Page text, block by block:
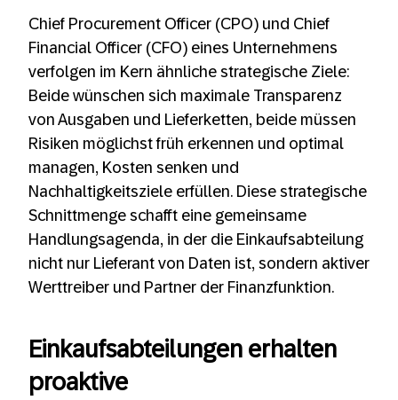
Chief Procurement Officer (CPO) und Chief
Financial Officer (CFO) eines Unternehmens
verfolgen im Kern ähnliche strategische Ziele:
Beide wünschen sich maximale Transparenz
von Ausgaben und Lieferketten, beide müssen
Risiken möglichst früh erkennen und optimal
managen, Kosten senken und
Nachhaltigkeitsziele erfüllen. Diese strategische
Schnittmenge schafft eine gemeinsame
Handlungsagenda, in der die Einkaufsabteilung
nicht nur Lieferant von Daten ist, sondern aktiver
Werttreiber und Partner der Finanzfunktion.
Einkaufsabteilungen erhalten
proaktive